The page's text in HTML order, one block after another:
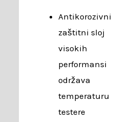
Antikorozivni
zaštitni sloj
visokih
performansi
održava
temperaturu
testere